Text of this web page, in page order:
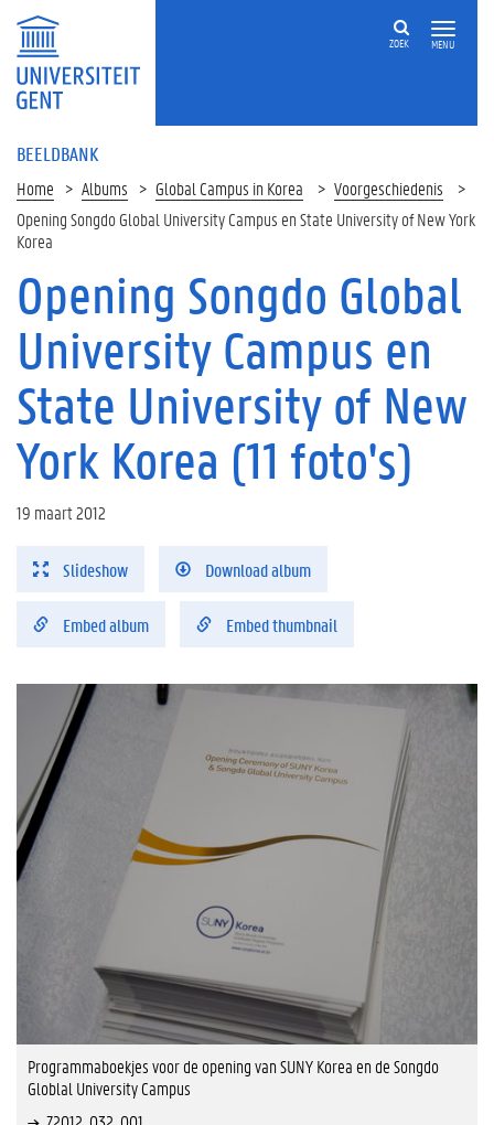
MENU
ZOEK
BEELDBANK
Home Albums Global Campus in Korea
Voorgeschiedenis
Opening Songdo Global University Campus en State University of New York
Korea
Opening Songdo Global
University Campus en
State University of New
York Korea (11 foto's)
19 maart 2012
Slideshow Download album
Embed album Embed thumbnail
Programmaboekjes voor de opening van SUNY Korea en de Songdo
Globlal University Campus